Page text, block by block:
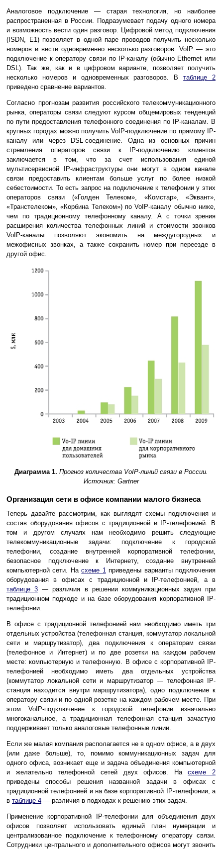
Аналоговое подключение — старая технология, но наиболее
распространенная в России. Подразумевает подачу одного номера
и возможность вести один разговор. Цифровой метод подключения
(ISDN, E1) позволяет в одной паре проводов получить несколько
номеров и вести одновременно несколько разговоров. VoIP — это
подключение к оператору связи по IP-каналу (обычно Ethernet или
DSL). Так же, как и в цифровом варианте, позволяет получить
несколько номеров и одновременных разговоров. Втаблице 2
приведено сравнение вариантов.
Согласно прогнозам развития российского телекоммуникационного
рынка, операторы связи следуют курсом общемировых тенденций
по пути предоставления телефонного соединения по IP-каналам. В
крупных городах можно получить VoIP-подключение по прямому IP-
каналу или через DSL-соединение. Одна из основных причин
стремления операторов связи к IP-подключению клиентов
заключается в том, что за счет использования единой
мультисервисной IP-инфраструктуры они могут в одном канале
связи предоставить клиентам больше услуг по более низкой
себестоимости. То есть запрос на подключение к телефонии у этих
операторов связи («Голден Телеком», «Комстар», «Эквант»,
«Транстелеком», «Корбина Телеком») по VoIP-каналу обычно ниже,
чем по традиционному телефонному каналу. А с точки зрения
расширения количества телефонных линий и стоимости звонков
VoIP-каналы позволяют экономить на междугородных и
межофисных звонках, а также сохранить номер при переезде в
другой офис.
Диаграмма 1. Прогноз количества VoIP-линий связи в России.
Источник: Gartner
Организация сети в офисе компании малого бизнеса
Теперь давайте рассмотрим, как выглядят схемы подключения и
состав оборудования офисов с традиционной и IP-телефонией. В
том и другом случаях нам необходимо решить следующие
телекоммуникационные задачи: подключение к городской
телефонии, создание внутренней корпоративной телефонии,
безопасное подключение к Интернету, создание внутренней
компьютерной сети. Насхеме 1приведены варианты подключения
оборудования в офисах с традиционной и IP-телефонией, а в
таблице 3 — различия в решении коммуникационных задач при
традиционном подходе и на базе оборудования корпоративной IP-
телефонии.
В офисе с традиционной телефонией нам необходимо иметь три
отдельных устройства (телефонная станция, коммутатор локальной
сети и маршрутизатор), два подключения к операторам связи
(телефонное и Интернет) и по две розетки на каждом рабочем
месте: компьютерную и телефонную. В офисе с корпоративной IP-
телефонией необходимо иметь два отдельных устройства
(коммутатор локальной сети и маршрутизатор — телефонная IP-
станция находится внутри маршрутизатора), одно подключение к
оператору связи и по одной розетке на каждом рабочем месте. При
этом VoIP-подключение к городской телефонии изначально
многоканальное, а традиционная телефонная станция зачастую
поддерживает только аналоговые телефонные линии.
Если же малая компания располагается не в одном офисе, а в двух
(или даже больше), то, помимо коммуникационных задач для
одного офиса, возникает еще и задача объединения компьютерной
и желательно телефонной сетей двух офисов. Насхеме 2
приведены способы решения названной задачи в офисах с
традиционной телефонией и на базе корпоративной IP-телефонии, а
в таблице 4 — различия в подходах к решению этих задач.
Применение корпоративной IP-телефонии для объединения двух
офисов позволяет использовать единый план нумерации и
централизованное подключение к телефонному оператору связи.
Сотрудники центрального и дополнительного офисов могут звонить